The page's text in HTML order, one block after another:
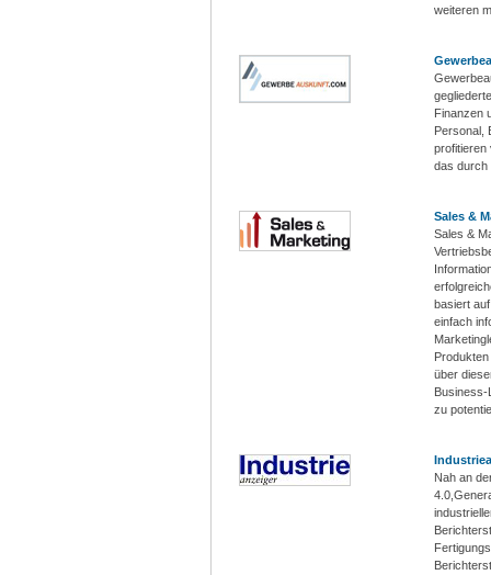
weiteren
Finanzen
Personal,
profitieren
das durch
Sales &
Sales &
basiert
einfach
über
Business-
zu
Nah an